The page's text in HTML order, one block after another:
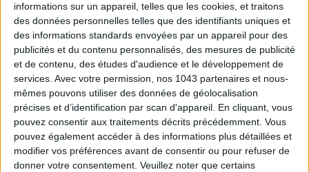
informations sur un appareil, telles que les cookies, et traitons
des données personnelles telles que des identifiants uniques et
des informations standards envoyées par un appareil pour des
publicités et du contenu personnalisés, des mesures de publicité
et de contenu, des études d'audience et le développement de
services. Avec votre permission, nos 1043 partenaires et nous-
mêmes pouvons utiliser des données de géolocalisation
précises et d’identification par scan d'appareil. En cliquant, vous
pouvez consentir aux traitements décrits précédemment. Vous
pouvez également accéder à des informations plus détaillées et
modifier vos préférences avant de consentir ou pour refuser de
donner votre consentement. Veuillez noter que certains
ADOPT PARFUMS RÉVOLUTIONNE LA PARFUMERIE MADE IN FRANCE À PETIT PRIX